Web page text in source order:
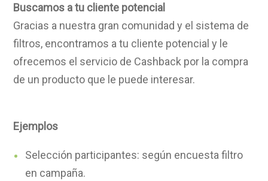
Buscamos a tu cliente potencial
Gracias a nuestra gran comunidad y el sistema de
filtros, encontramos a tu cliente potencial y le
ofrecemos el servicio de Cashback por la compra
de un producto que le puede interesar.
Ejemplos
Selección participantes: según encuesta filtro
en campaña.